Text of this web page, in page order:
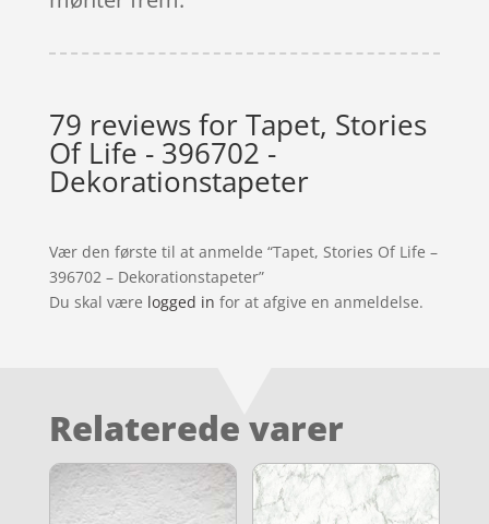
79 reviews forTapet, Stories
Of Life - 396702 -
Dekorationstapeter
Vær den første til at anmelde “Tapet, Stories Of Life –
396702 – Dekorationstapeter”
Du skal være logged in for at afgive en anmeldelse.
Relaterede varer